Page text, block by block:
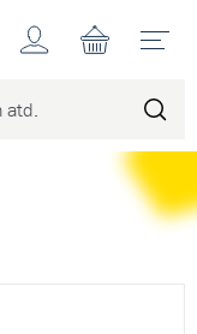
Účet